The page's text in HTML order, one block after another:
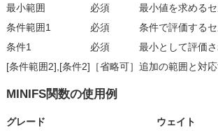
最小範囲
必須
最小値を求める
条件範囲1
必須
条件で評価する
条件1
必須
最小として評価
[条件範囲2],[条件2] ［省略可］ 追加の範囲と対
MINIFS関数の使用例
グレード
ウェイト